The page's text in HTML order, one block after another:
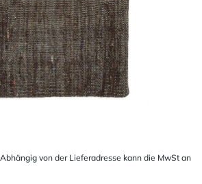
von der Lieferadresse kann die MwSt an